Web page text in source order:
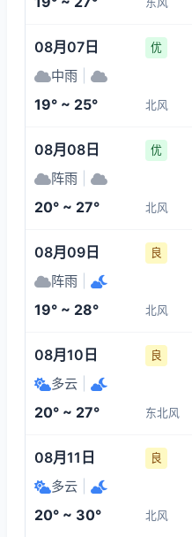
08:00
21°
1-3
02:00
20°
1-3
12:00
23°
13:00
08月07日 优
中雨
19° ~ 25° 北风
08月08日 优
阵雨
20° ~ 27° 北风
08月09日 良
阵雨
19° ~ 28° 北风
08月10日 良
多云
20° ~ 27° 东北风
08月11日 良
多云
20° ~ 30° 北风